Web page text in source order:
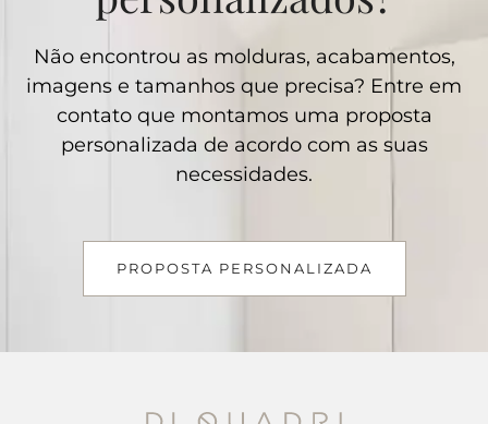
Não encontrou as molduras, acabamentos,
imagens e tamanhos que precisa? Entre em
contato que montamos uma proposta
personalizada de acordo com as suas
necessidades.
PROPOSTA PERSONALIZADA